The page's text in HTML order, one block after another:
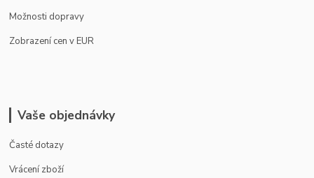
Možnosti dopravy
Zobrazení cen v EUR
Vaše objednávky
Časté dotazy
Vrácení zboží